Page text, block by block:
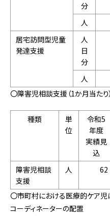
分
人
居宅訪問型児童
発達支援
人
日
分
人
〇障害児相談支援（1か月当たり）
種類
単
位
令和5
年度
実績見
込
障害児相談
支援
人 62
〇市町村における医療的ケア
コーディネーターの配置